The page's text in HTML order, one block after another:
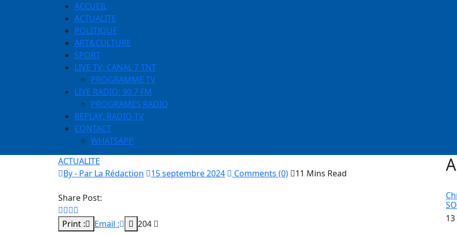
ACCUEIL
ACTUALITE
POLITIQUE
ART&CULTURE
SPORT
LIVE TV: CANAL 7 TNT
PROGRAMME TV
LIVE RADIO: 90.7 FM
PROGRAMES RADIO
REPLAY: RADIO-TV
CONTACT
WHATSAPP
ACTUALITE
By - Par La Rédaction
15 septembre 2024 Comments (0) 11 Mins Read
Share Post:
Print : Email :
204